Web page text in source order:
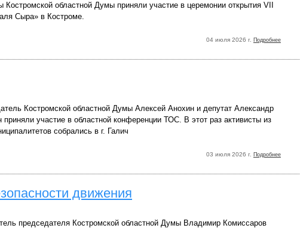
Костромской областной Думы приняли участие в церемонии открытия VII
Сыра» в Костроме.
04 июля 2026 г. Подробнее
Костромской областной Думы Алексей Анохин и депутат Александр
приняли участие в областной конференции ТОС. В этот раз активисты из
собрались в г. Галич
03 июля 2026 г. Подробнее
движения
председателя Костромской областной Думы Владимир Комиссаров